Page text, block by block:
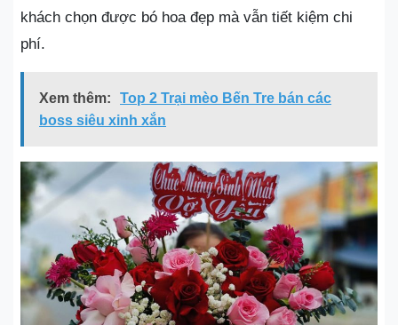
khách chọn được bó hoa đẹp mà vẫn tiết kiệm chi
phí.
Xem thêm:
Top 2 Trại mèo Bến Tre bán các
boss siêu xinh xắn